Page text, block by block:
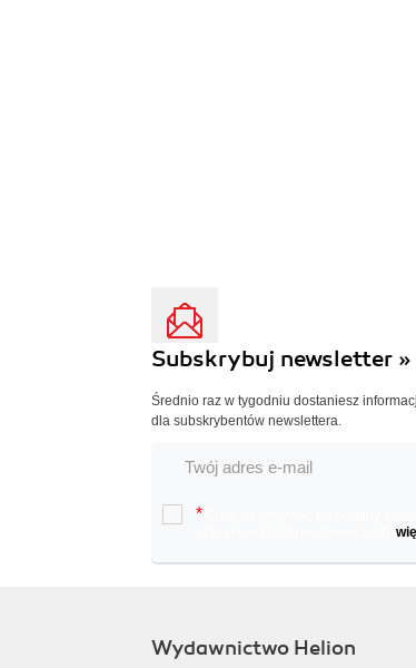
Subskrybuj newsletter »
Średnio raz w tygodniu dostaniesz
dla subskrybentów newslettera.
*
Wydawnictwo Helion